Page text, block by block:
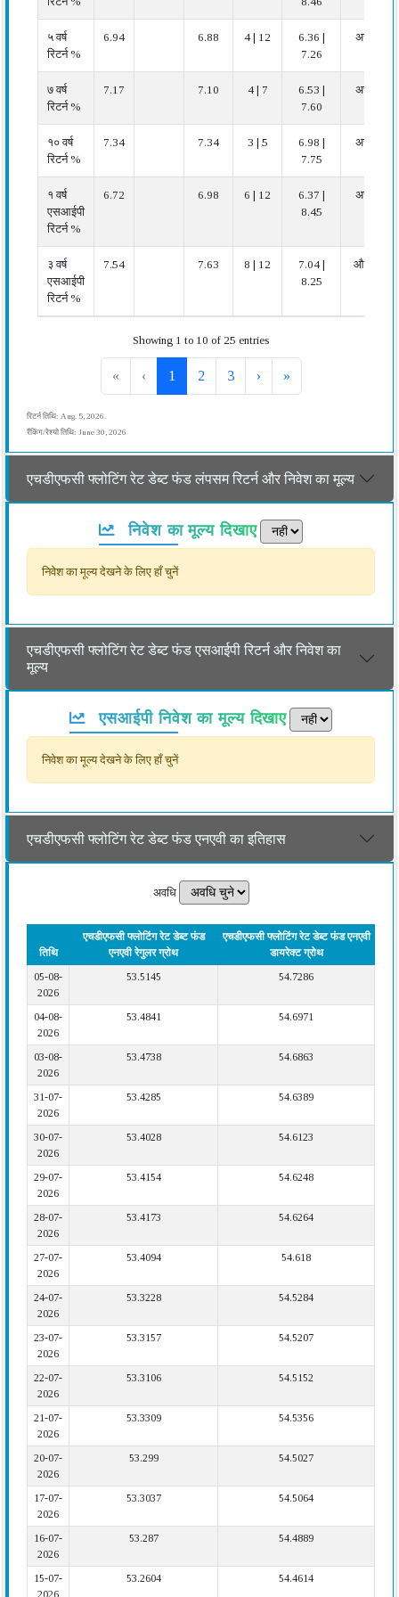
५ वर्ष
रिटर्न %
6.94 6.88 4 | 12
6.36 |
7.26
अच्छा
७ वर्ष
रिटर्न %
7.17 7.10 4 | 7
6.53 |
7.60
अच्छा
१० वर्ष
रिटर्न %
7.34 7.34 3 | 5
6.98 |
7.75
अच्छा
१ वर्ष
एसआईपी
रिटर्न %
6.72 6.98 6 | 12
6.37 |
8.45
अच्छा
३ वर्ष
एसआईपी
रिटर्न %
7.54 7.63 8 | 12
7.04 |
8.25
औसत
Showing 1 to 10 of 25 entries
« ‹ 1 2 3 › »
रिटर्न तिथि: Aug. 5, 2026.
रैंकिंग/रेश्यो तिथि: June 30, 2026
एचडीएफसी फ्लोटिंग रेट डेब्ट फंड लंपसम रिटर्न और निवेश का मूल्य
निवेश का मूल्य दिखाए
निवेश का मूल्य देखने के लिए हाँ चुनें
एचडीएफसी फ्लोटिंग रेट डेब्ट फंड एसआईपी रिटर्न और निवेश का
मूल्य
एसआईपी निवेश का मूल्य दिखाए
निवेश का मूल्य देखने के लिए हाँ चुनें
एचडीएफसी फ्लोटिंग रेट डेब्ट फंड एनएवी का इतिहास
अवधि
तिथि
एचडीएफसी फ्लोटिंग रेट डेब्ट फंड
एनएवी रेगुलर ग्रोथ
एचडीएफसी फ्लोटिंग रेट डेब्ट फंड एनएवी
डायरेक्ट ग्रोथ
05-08-
2026
53.5145 54.7286
04-08-
2026
53.4841 54.6971
03-08-
2026
53.4738 54.6863
31-07-
2026
53.4285 54.6389
30-07-
2026
53.4028 54.6123
29-07-
2026
53.4154 54.6248
28-07-
2026
53.4173 54.6264
27-07-
2026
53.4094 54.618
24-07-
2026
53.3228 54.5284
23-07-
2026
53.3157 54.5207
22-07-
2026
53.3106 54.5152
21-07-
2026
53.3309 54.5356
20-07-
2026
53.299 54.5027
17-07-
2026
53.3037 54.5064
16-07-
2026
53.287 54.4889
15-07-
2026
53.2604 54.4614